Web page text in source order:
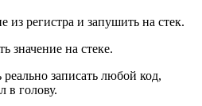
из регистра и запушить на стек.
значение на стеке.
записать любой код,
в голову.